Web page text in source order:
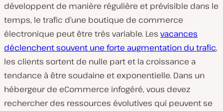
développent de manière régulière et prévisible dans le
temps, le trafic d’une boutique de commerce
électronique peut être très variable. Les vacances
déclenchent souvent une forte augmentation du trafic,
les clients sortent de nulle part et la croissance a
tendance à être soudaine et exponentielle. Dans un
hébergeur de eCommerce infogéré, vous devez
rechercher des ressources évolutives qui peuvent se